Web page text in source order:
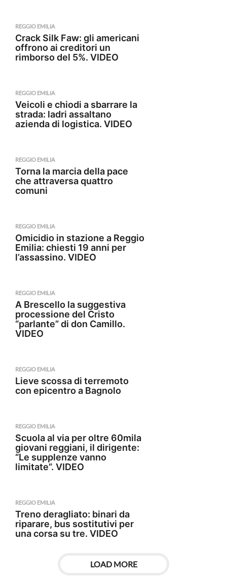
REGGIO EMILIA
Crack Silk Faw: gli americani
offrono ai creditori un
rimborso del 5%. VIDEO
REGGIO EMILIA
Veicoli e chiodi a sbarrare la
strada: ladri assaltano
azienda di logistica. VIDEO
REGGIO EMILIA
Torna la marcia della pace
che attraversa quattro
comuni
REGGIO EMILIA
Omicidio in stazione a Reggio
Emilia: chiesti 19 anni per
l’assassino. VIDEO
REGGIO EMILIA
A Brescello la suggestiva
processione del Cristo
“parlante” di don Camillo.
VIDEO
REGGIO EMILIA
Lieve scossa di terremoto
con epicentro a Bagnolo
REGGIO EMILIA
Scuola al via per oltre 60mila
giovani reggiani, il dirigente:
“Le supplenze vanno
limitate”. VIDEO
REGGIO EMILIA
Treno deragliato: binari da
riparare, bus sostitutivi per
una corsa su tre. VIDEO
LOAD MORE